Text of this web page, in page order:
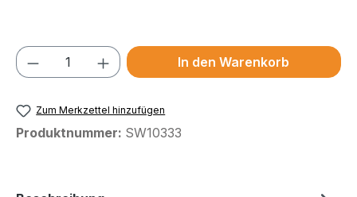
Produkt Anzahl: Gib den gewünschten
In den Warenkorb
Zum Merkzettel hinzufügen
Produktnummer: SW10333